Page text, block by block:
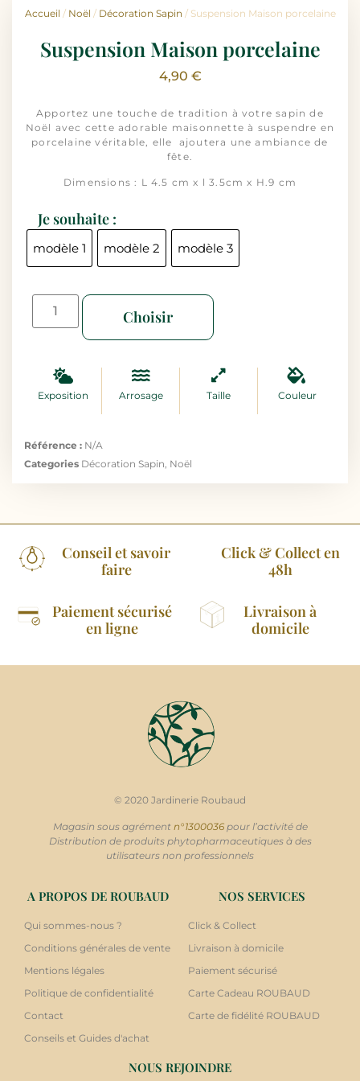
Accueil / Noël / Décoration Sapin / Suspension Maison porcelaine
Suspension Maison porcelaine
4,90 €
Apportez une touche de tradition à votre sapin de
Noël avec cette adorable maisonnette à suspendre en
porcelaine véritable, elle ajoutera une ambiance de
fête.
Dimensions : L 4.5 cm x l 3.5cm x H.9 cm
Je souhaite :
modèle 1 modèle 2 modèle 3
Choisir
Exposition Arrosage Taille Couleur
Référence : N/A
Categories Décoration Sapin Noël
Conseil et savoir
faire
Click & Collect en
48h
Paiement sécurisé
en ligne
Livraison à
domicile
© 2020 Jardinerie Roubaud
Magasin sous agrément n°1300036pour l’activité de
Distribution de produits phytopharmaceutiques à des
utilisateurs non professionnels
A PROPOS DE ROUBAUD
Qui sommes-nous ?
Conditions générales de vente
Mentions légales
Politique de confidentialité
Contact
Conseils et Guides d'achat
NOS SERVICES
Click & Collect
Livraison à domicile
Paiement sécurisé
Carte Cadeau ROUBAUD
Carte de fidélité ROUBAUD
NOUS REJOINDRE